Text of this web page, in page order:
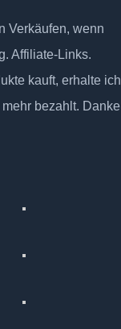
Verkäufen, wenn
Affiliate-Links.
kauft, erhalte ich
bezahlt. Danke